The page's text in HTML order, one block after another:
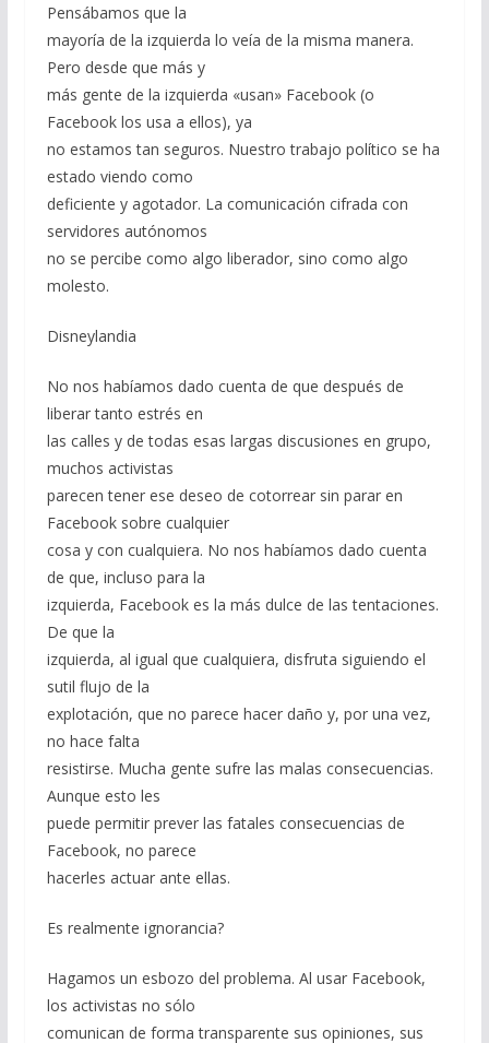
Pensábamos que la
mayoría de la izquierda lo veía de la misma manera.
Pero desde que más y
más gente de la izquierda «usan» Facebook (o
Facebook los usa a ellos), ya
no estamos tan seguros. Nuestro trabajo político se ha
estado viendo como
deficiente y agotador. La comunicación cifrada con
servidores autónomos
no se percibe como algo liberador, sino como algo
molesto.
Disneylandia
No nos habíamos dado cuenta de que después de
liberar tanto estrés en
las calles y de todas esas largas discusiones en grupo,
muchos activistas
parecen tener ese deseo de cotorrear sin parar en
Facebook sobre cualquier
cosa y con cualquiera. No nos habíamos dado cuenta
de que, incluso para la
izquierda, Facebook es la más dulce de las tentaciones.
De que la
izquierda, al igual que cualquiera, disfruta siguiendo el
sutil flujo de la
explotación, que no parece hacer daño y, por una vez,
no hace falta
resistirse. Mucha gente sufre las malas consecuencias.
Aunque esto les
puede permitir prever las fatales consecuencias de
Facebook, no parece
hacerles actuar ante ellas.
Es realmente ignorancia?
Hagamos un esbozo del problema. Al usar Facebook,
los activistas no sólo
comunican de forma transparente sus opiniones, sus